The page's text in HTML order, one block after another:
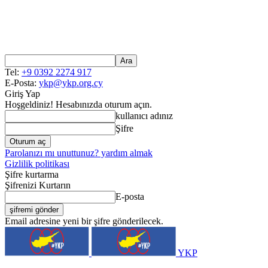
Tel: +9 0392 2274 917
E-Posta: ykp@ykp.org.cy
Giriş Yap
Hoşgeldiniz! Hesabınızda oturum açın.
kullanıcı adınız
Şifre
Parolanızı mı unuttunuz? yardım almak
Gizlilik politikası
Şifre kurtarma
Şifrenizi Kurtarın
E-posta
Email adresine yeni bir şifre gönderilecek.
YKP